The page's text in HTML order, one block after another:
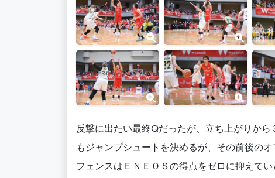
反撃に出たい最終Qだったが、立ち上がりか
もジャンプシュートを決めるが、その前後の
フェンスはＥＮＥＯＳの得点をゼロに抑えて